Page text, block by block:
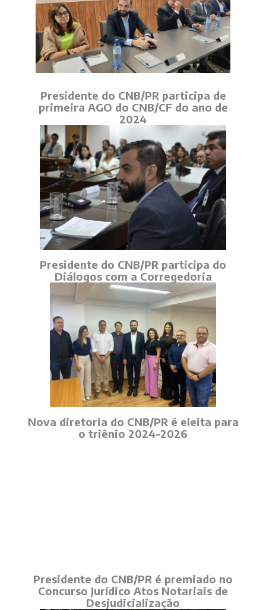
Presidente do CNB/PR participa de
primeira AGO do CNB/CF do ano de
2024
Presidente do CNB/PR participa do
Diálogos com a Corregedoria
Nova diretoria do CNB/PR é eleita para
o triênio 2024-2026
Presidente do CNB/PR é premiado no
Concurso Jurídico Atos Notariais de
Desjudicialização